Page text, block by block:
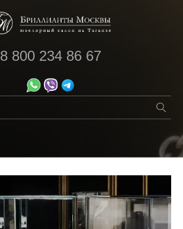
8 800 234 86 67